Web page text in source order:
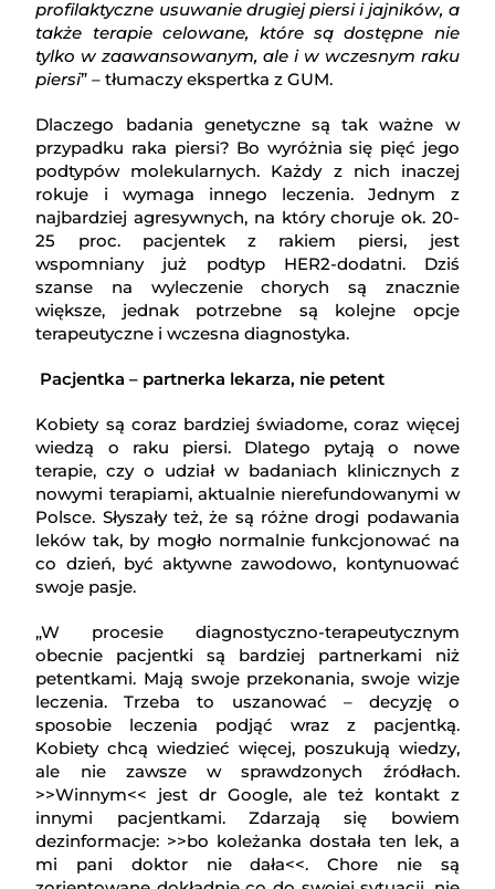
profilaktyczne usuwanie drugiej piersi i jajników, a
także terapie celowane, które są dostępne nie
tylko w zaawansowanym, ale i w wczesnym raku
piersi” – tłumaczy ekspertka z GUM.
Dlaczego badania genetyczne są tak ważne w
przypadku raka piersi? Bo wyróżnia się pięć jego
podtypów molekularnych. Każdy z nich inaczej
rokuje i wymaga innego leczenia. Jednym z
najbardziej agresywnych, na który choruje ok. 20-
25 proc. pacjentek z rakiem piersi, jest
wspomniany już podtyp HER2-dodatni. Dziś
szanse na wyleczenie chorych są znacznie
większe, jednak potrzebne są kolejne opcje
terapeutyczne i wczesna diagnostyka.
Pacjentka – partnerka lekarza, nie petent
Kobiety są coraz bardziej świadome, coraz więcej
wiedzą o raku piersi. Dlatego pytają o nowe
terapie, czy o udział w badaniach klinicznych z
nowymi terapiami, aktualnie nierefundowanymi w
Polsce. Słyszały też, że są różne drogi podawania
leków tak, by mogło normalnie funkcjonować na
co dzień, być aktywne zawodowo, kontynuować
swoje pasje.
„W procesie diagnostyczno-terapeutycznym
obecnie pacjentki są bardziej partnerkami niż
petentkami. Mają swoje przekonania, swoje wizje
leczenia. Trzeba to uszanować – decyzję o
sposobie leczenia podjąć wraz z pacjentką.
Kobiety chcą wiedzieć więcej, poszukują wiedzy,
ale nie zawsze w sprawdzonych źródłach.
>>Winnym<< jest dr Google, ale też kontakt z
innymi pacjentkami. Zdarzają się bowiem
dezinformacje: >>bo koleżanka dostała ten lek, a
mi pani doktor nie dała<<. Chore nie są